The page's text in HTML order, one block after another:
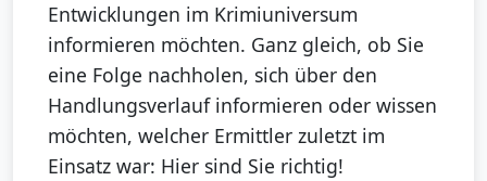
Entwicklungen im Krimiuniversum
informieren möchten. Ganz gleich, ob Sie
eine Folge nachholen, sich über den
Handlungsverlauf informieren oder wissen
möchten, welcher Ermittler zuletzt im
Einsatz war: Hier sind Sie richtig!